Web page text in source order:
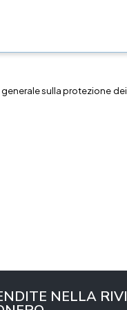
sulla protezione dei
NELLA